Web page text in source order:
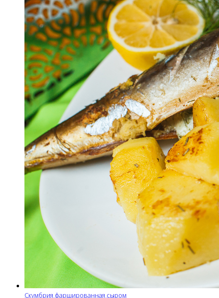
Скумбрия фаршированная сыром